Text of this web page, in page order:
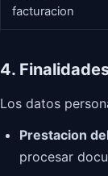
facturacion
4.
Los datos
Prestacion
procesar